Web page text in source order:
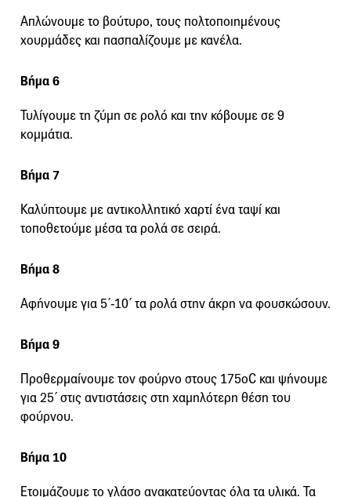
Απλώνουμε το βούτυρο, τους πολτοποιημένους
χουρμάδες και πασπαλίζουμε με κανέλα.
Βήμα 6
Τυλίγουμε τη ζύμη σε ρολό και την κόβουμε σε 9
κομμάτια.
Βήμα 7
Καλύπτουμε με αντικολλητικό χαρτί ένα ταψί και
τοποθετούμε μέσα τα ρολά σε σειρά.
Βήμα 8
Αφήνουμε για 5΄-10΄ τα ρολά στην άκρη να φουσκώσουν.
Βήμα 9
Προθερμαίνουμε τον φούρνο στους 175οC και ψήνουμε
για 25΄ στις αντιστάσεις στη χαμηλότερη θέση του
φούρνου.
Βήμα 10
Ετοιμάζουμε το γλάσο ανακατεύοντας όλα τα υλικά. Τα